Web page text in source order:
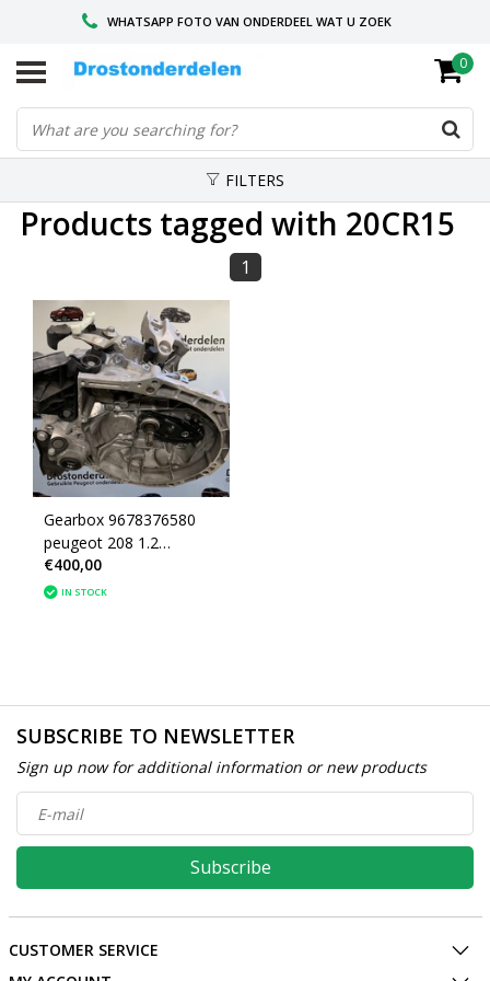
WHATSAPP FOTO VAN ONDERDEEL WAT U ZOEK
VOOR 16.00 BESTELD, VANDAAG VERZONDEN
GESPECIALISEERD PEUGEOT
0
FILTERS
Products tagged with 20CR15
1
Gearbox 9678376580
peugeot 208 1.2
Gearbox code 20CR15
€400,00
IN STOCK
SUBSCRIBE TO NEWSLETTER
Sign up now for additional information or new products
Subscribe
CUSTOMER SERVICE